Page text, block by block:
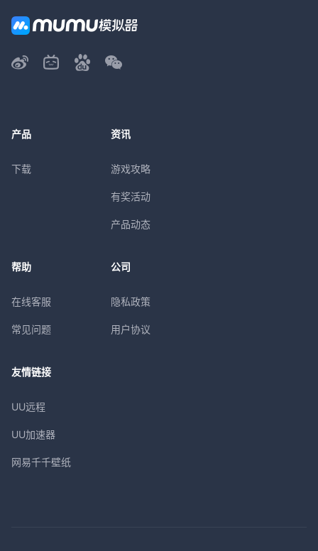
产品
下载
资讯
游戏攻略
有奖活动
产品动态
帮助
在线客服
常见问题
公司
隐私政策
用户协议
友情链接
UU远程
UU加速器
网易千千壁纸